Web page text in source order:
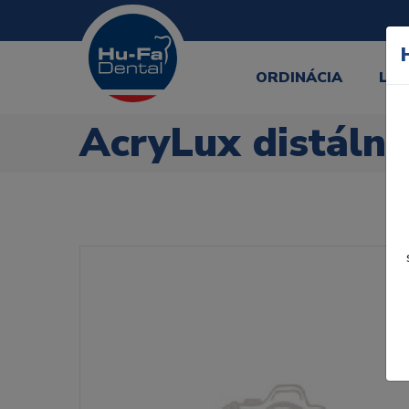
ORDINÁCIA
AcryLux